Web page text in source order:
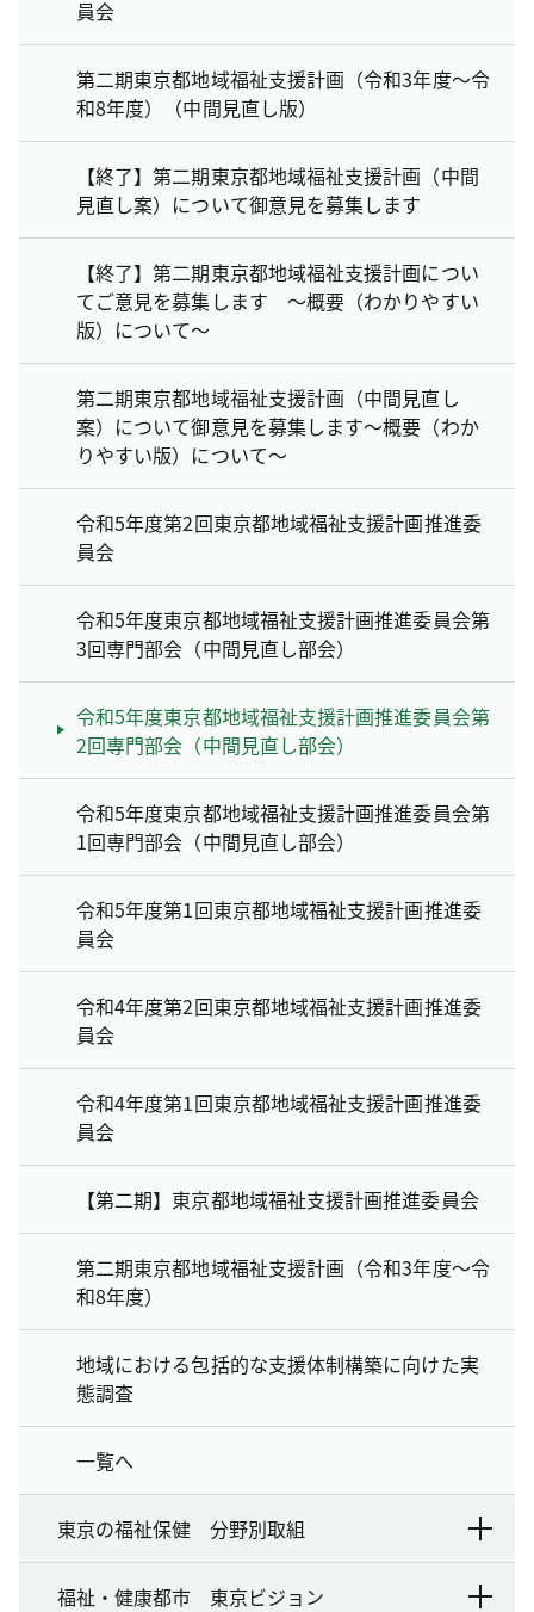
員会
第二期東京都地域福祉支援計画（令和3年度～令
和8年度）（中間見直し版）
【終了】第二期東京都地域福祉支援計画（中間
見直し案）について御意見を募集します
【終了】第二期東京都地域福祉支援計画につい
てご意見を募集します ～概要（わかりやすい
版）について～
第二期東京都地域福祉支援計画（中間見直し
案）について御意見を募集します～概要（わか
りやすい版）について～
令和5年度第2回東京都地域福祉支援計画推進委
員会
令和5年度東京都地域福祉支援計画推進委員会第
3回専門部会（中間見直し部会）
令和5年度東京都地域福祉支援計画推進委員会第
2回専門部会（中間見直し部会）
令和5年度東京都地域福祉支援計画推進委員会第
1回専門部会（中間見直し部会）
令和5年度第1回東京都地域福祉支援計画推進委
員会
令和4年度第2回東京都地域福祉支援計画推進委
員会
令和4年度第1回東京都地域福祉支援計画推進委
員会
【第二期】東京都地域福祉支援計画推進委員会
第二期東京都地域福祉支援計画（令和3年度～令
和8年度）
地域における包括的な支援体制構築に向けた実
態調査
一覧へ
東京の福祉保健 分野別取組
福祉・健康都市 東京ビジョン